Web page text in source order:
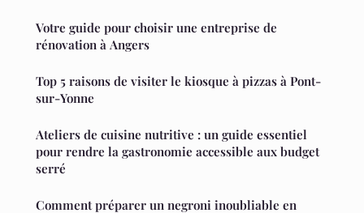
Votre guide pour choisir une entreprise de
rénovation à Angers
Top 5 raisons de visiter le kiosque à pizzas à Pont-
sur-Yonne
Ateliers de cuisine nutritive : un guide essentiel
pour rendre la gastronomie accessible aux budget
serré
Comment préparer un negroni inoubliable en